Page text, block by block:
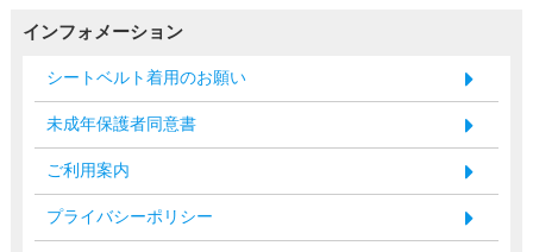
インフォメーション
シートベルト着用のお願い
未成年保護者同意書
ご利用案内
プライバシーポリシー